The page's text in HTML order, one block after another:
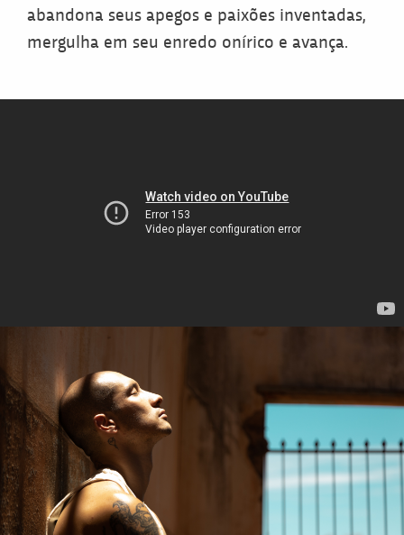
abandona seus apegos e paixões inventadas,
mergulha em seu enredo onírico e avança.